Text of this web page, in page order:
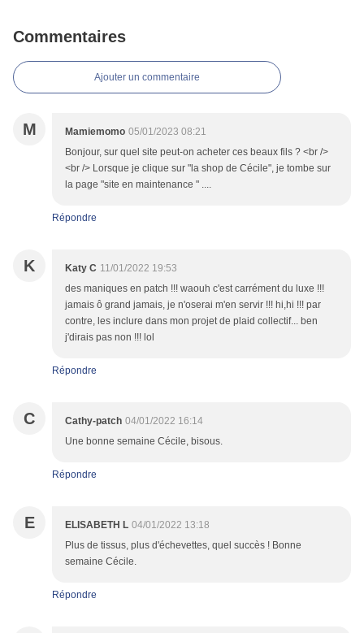
Commentaires
Ajouter un commentaire
M Mamiemomo 05/01/2023 08:21
Bonjour, sur quel site peut-on acheter ces beaux fils ? <br />
<br /> Lorsque je clique sur "la shop de Cécile", je tombe sur
la page "site en maintenance " ....
Répondre
K Katy C 11/01/2022 19:53
des maniques en patch !!! waouh c'est carrément du luxe !!!
jamais ô grand jamais, je n'oserai m'en servir !!! hi,hi !!! par
contre, les inclure dans mon projet de plaid collectif... ben
j'dirais pas non !!! lol
Répondre
C Cathy-patch 04/01/2022 16:14
Une bonne semaine Cécile, bisous.
Répondre
E ELISABETH L 04/01/2022 13:18
Plus de tissus, plus d'échevettes, quel succès ! Bonne
semaine Cécile.
Répondre